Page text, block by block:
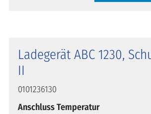
Ladegerät ABC 1230,
II
0101236130
Anschluss Temperatur